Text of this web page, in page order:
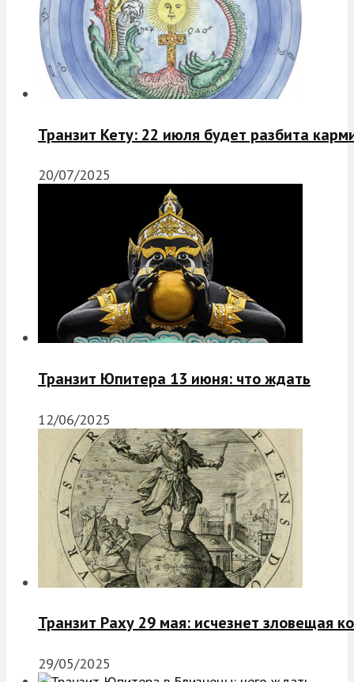
Транзит Кету: 22 июля будет разбита
20/07/2025
Транзит Юпитера 13 июня: что ждать
12/06/2025
Транзит Раху 29 мая: исчезнет зловещая
29/05/2025